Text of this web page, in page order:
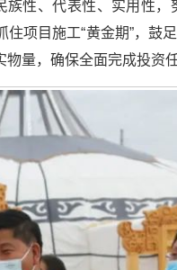
性、代表性、实用性
项目施工“黄金期”，鼓
量，确保全面完成投资